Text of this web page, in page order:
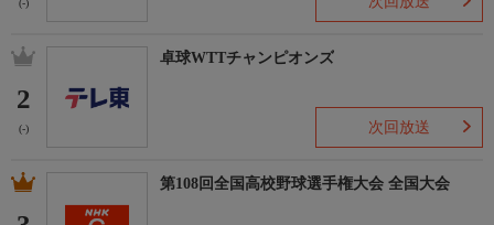
(-)
2
(-)
卓球WTTチャンピオンズ
次回放送
第108回全国高校野球選手権大会 全国大会